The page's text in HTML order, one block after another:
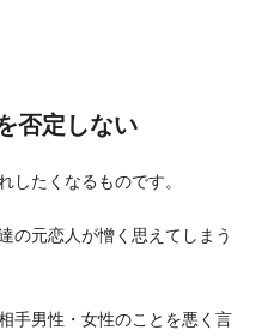
否定しない
したくなるものです。
の元恋人が憎く思えてしまう
手男性・女性のことを悪く言